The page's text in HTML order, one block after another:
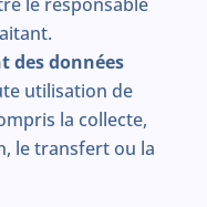
des données
utilisation de
la collecte,
le transfert ou la